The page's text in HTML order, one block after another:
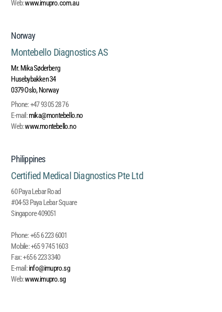
Web:www.imupro.com.au
Norway
Montebello Diagnostics AS
Mr. Mika Søderberg
Husebybakken 34
0379 Oslo, Norway
Phone:+47 93 05 28 76
E-mail:mika@montebello.no
Web:www.montebello.no
Philippines
Certified Medical Diagnostics Pte Ltd
60 Paya Lebar Road
#04-53 Paya Lebar Square
Singapore 409051
Phone:+65 6 223 6001
Mobile:+65 9 745 1603
Fax:+65 6 223 3340
E-mail:info@imupro.sg
Web:www.imupro.sg